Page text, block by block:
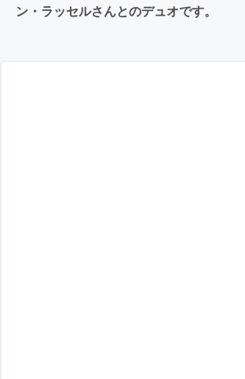
ン・ラッセルさんとのデュオです。